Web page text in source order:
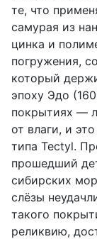
те, что
самурая из
цинка и
погружения,
который
эпоху Эдо
покрытиях —
от влаги, и
типа Tectyl.
прошедший
сибирских
слёзы
такого
реликвию,